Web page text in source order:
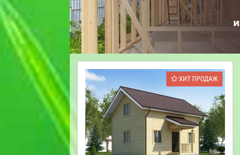
ХИТ ПРОДАЖ